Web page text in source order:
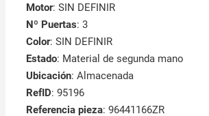
Motor: SIN DEFINIR
Nº Puertas: 3
Color: SIN DEFINIR
Estado: Material de segunda mano
Ubicación: Almacenada
RefID: 95196
Referencia pieza: 96441166ZR